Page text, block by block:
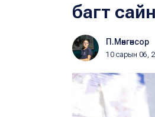
багт
П.Мөнгөнсор
10 сарын 06,